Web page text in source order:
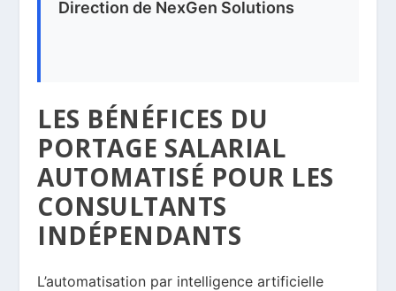
Direction de NexGen Solutions
LES BÉNÉFICES DU
PORTAGE SALARIAL
AUTOMATISÉ POUR LES
CONSULTANTS
INDÉPENDANTS
L’automatisation par intelligence artificielle